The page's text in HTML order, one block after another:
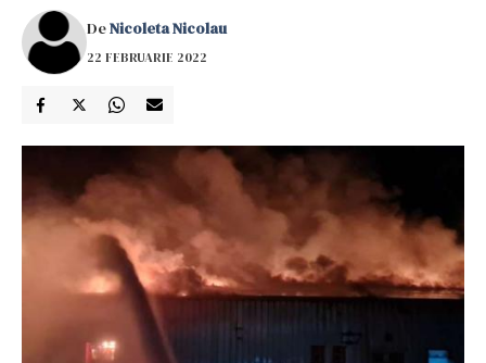
DeNicoleta Nicolau
22 FEBRUARIE 2022